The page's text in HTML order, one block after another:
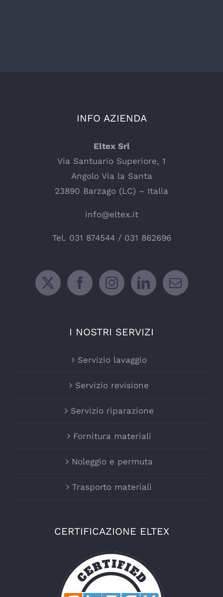
INFO AZIENDA
Eltex Srl
Via Santuario Superiore, 1
Angolo Via la Santa
23890 Barzago (LC) – Italia
info@eltex.it
Tel. 031 874544/ 031 862696
I NOSTRI SERVIZI
Servizio lavaggio
Servizio revisione
Servizio riparazione
Fornitura materiali
Noleggio e permuta
Trasporto materiali
CERTIFICAZIONE ELTEX